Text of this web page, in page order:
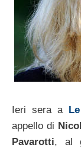
Ieri sera a
appello di
Pavarotti, al